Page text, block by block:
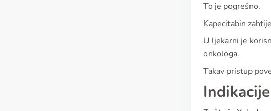
To je pogrešno.
Kapecitabin
U ljekarni je
onkologa.
Takav pristup